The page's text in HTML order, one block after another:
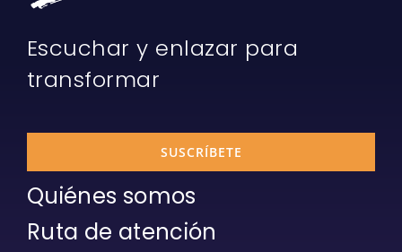
Escuchar y enlazar para
transformar
SUSCRÍBETE
Quiénes somos
Ruta de atención